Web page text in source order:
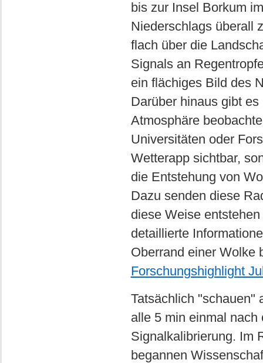
bis zur Insel Borkum
Niederschlags überall
flach über die
Signals an
ein flächiges Bild des
Darüber hinaus gibt
Atmosphäre
Universitäten oder
Wetterapp sichtbar,
die Entstehung von
Dazu senden diese
diese Weise
detaillierte
Oberrand einer Wolke
Forschungshighlight
Tatsächlich "schauen"
alle 5 min einmal
Signalkalibrierung. Im
begannen